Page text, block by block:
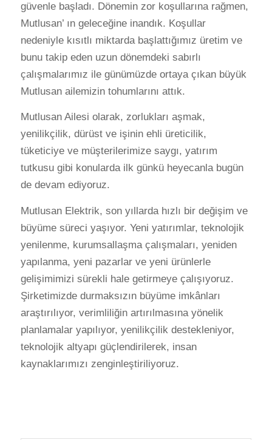
güvenle başladı. Dönemin zor koşullarına rağmen,
Mutlusan’ ın geleceğine inandık. Koşullar
nedeniyle kısıtlı miktarda başlattığımız üretim ve
bunu takip eden uzun dönemdeki sabırlı
çalışmalarımız ile günümüzde ortaya çıkan büyük
Mutlusan ailemizin tohumlarını attık.
Mutlusan Ailesi olarak, zorlukları aşmak,
yenilikçilik, dürüst ve işinin ehli üreticilik,
tüketiciye ve müşterilerimize saygı, yatırım
tutkusu gibi konularda ilk günkü heyecanla bugün
de devam ediyoruz.
Mutlusan Elektrik, son yıllarda hızlı bir değişim ve
büyüme süreci yaşıyor. Yeni yatırımlar, teknolojik
yenilenme, kurumsallaşma çalışmaları, yeniden
yapılanma, yeni pazarlar ve yeni ürünlerle
gelişimimizi sürekli hale getirmeye çalışıyoruz.
Şirketimizde durmaksızın büyüme imkânları
araştırılıyor, verimliliğin artırılmasına yönelik
planlamalar yapılıyor, yenilikçilik destekleniyor,
teknolojik altyapı güçlendirilerek, insan
kaynaklarımızı zenginleştiriliyoruz.